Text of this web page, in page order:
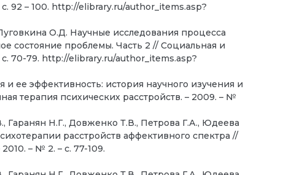
92 – 100. http://elibrary.ru/author_items.asp?
О.Д. Научные исследования процесса
состояние проблемы. Часть 2 // Социальная и
70-79. http://elibrary.ru/author_items.asp?
ее эффективность: история научного изучения и
терапия психических расстройств. – 2009. – №
Гаранян Н.Г., Довженко Т.В., Петрова Г.А., Юдеева
расстройств аффективного спектра //
– № 2. – с. 77-109.